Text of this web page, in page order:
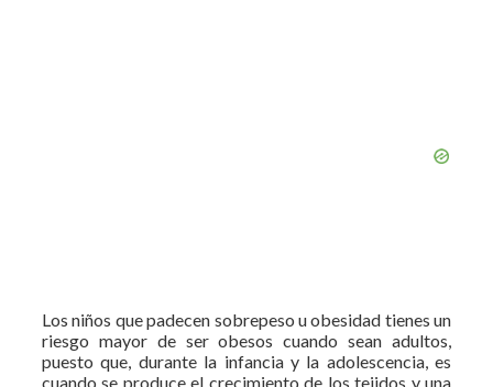
Los niños que padecen sobrepeso u obesidad tienes un
riesgo mayor de ser obesos cuando sean adultos,
puesto que, durante la infancia y la adolescencia, es
cuando se produce el crecimiento de los tejidos y una